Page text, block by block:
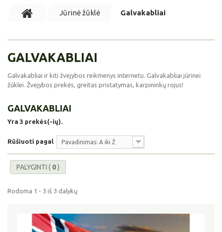
Jūrinė žūklė Galvakabliai
GALVAKABLIAI
Galvakabliai ir kiti žvejybos reikmenys internetu. Galvakabliai jūrinei
žūklei. Žvejybos prekės, greitas pristatymas, karpininkų rojus!
GALVAKABLIAI
Yra 3 prekės(-ių).
Rūšiuoti pagal Pavadinimas: A iki Ž
PALYGINTI ( 0)
Rodoma 1 - 3 iš 3 dalykų